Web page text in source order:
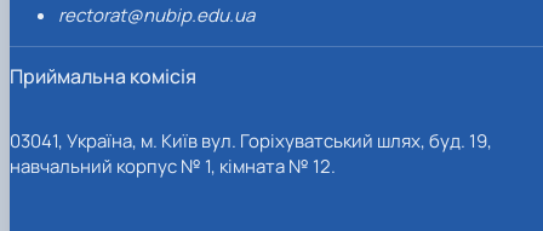
rectorat@nubip.edu.ua
Приймальна комісія
03041, Україна, м. Київ вул. Горіхуватський шлях, буд. 19,
навчальний корпус № 1, кімната № 12.